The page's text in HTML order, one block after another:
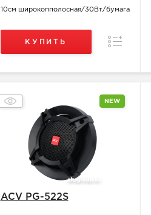
10см широкопполосная/30Вт/бумага
КУПИТЬ Сравнение
NEW
ACV PG-522S